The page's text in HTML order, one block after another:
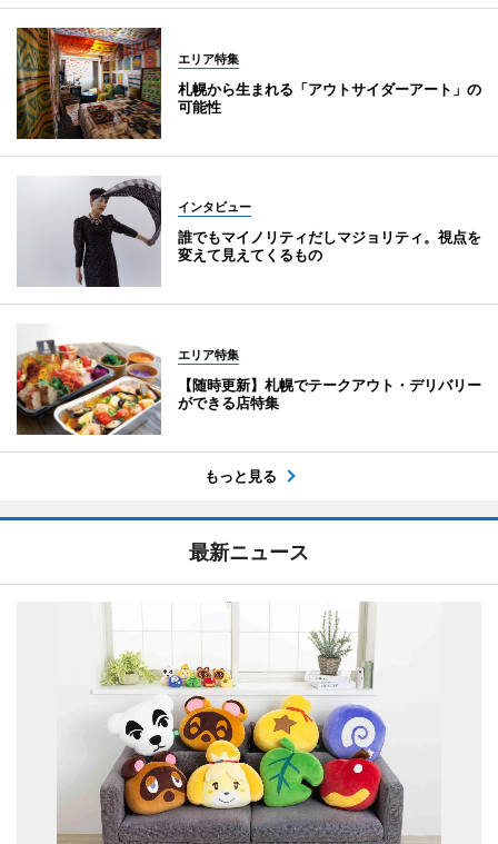
エリア特集
札幌から生まれる「アウトサイダーアート」の
可能性
インタビュー
誰でもマイノリティだしマジョリティ。視点を
変えて見えてくるもの
エリア特集
【随時更新】札幌でテークアウト・デリバリー
ができる店特集
もっと見る
最新ニュース